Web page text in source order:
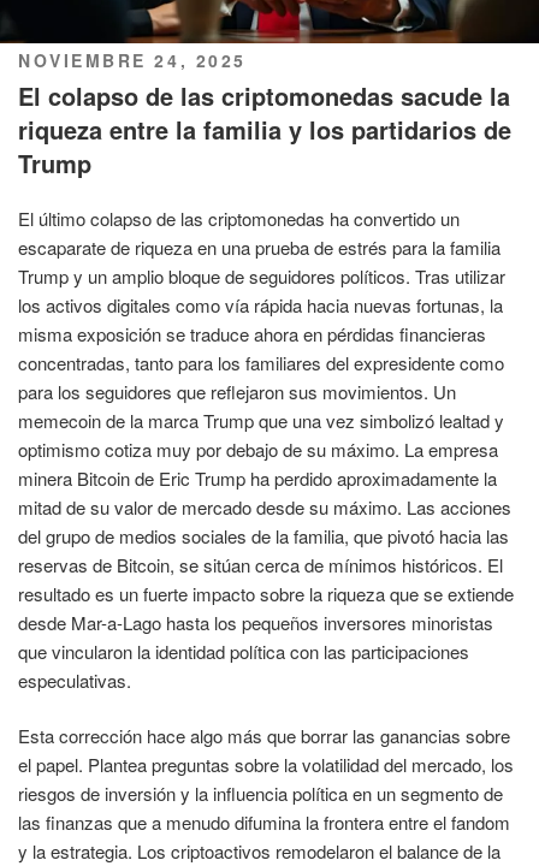
PUBLICADO
EL
NOVIEMBRE 24, 2025
El colapso de las criptomonedas sacude la
riqueza entre la familia y los partidarios de
Trump
El último colapso de las criptomonedas ha convertido un
escaparate de riqueza en una prueba de estrés para la familia
Trump y un amplio bloque de seguidores políticos. Tras utilizar
los activos digitales como vía rápida hacia nuevas fortunas, la
misma exposición se traduce ahora en pérdidas financieras
concentradas, tanto para los familiares del expresidente como
para los seguidores que reflejaron sus movimientos. Un
memecoin de la marca Trump que una vez simbolizó lealtad y
optimismo cotiza muy por debajo de su máximo. La empresa
minera Bitcoin de Eric Trump ha perdido aproximadamente la
mitad de su valor de mercado desde su máximo. Las acciones
del grupo de medios sociales de la familia, que pivotó hacia las
reservas de Bitcoin, se sitúan cerca de mínimos históricos. El
resultado es un fuerte impacto sobre la riqueza que se extiende
desde Mar-a-Lago hasta los pequeños inversores minoristas
que vincularon la identidad política con las participaciones
especulativas.
Esta corrección hace algo más que borrar las ganancias sobre
el papel. Plantea preguntas sobre la volatilidad del mercado, los
riesgos de inversión y la influencia política en un segmento de
las finanzas que a menudo difumina la frontera entre el fandom
y la estrategia. Los criptoactivos remodelaron el balance de la